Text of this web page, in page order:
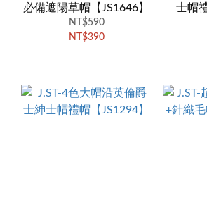
必備遮陽草帽【JS1646】
NT$590
NT$390
士帽